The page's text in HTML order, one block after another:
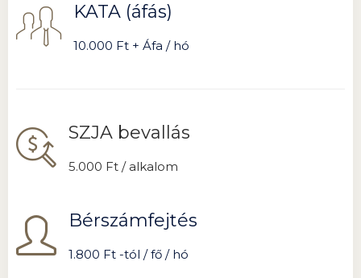
KATA (áfás)
10.000 Ft + Áfa / hó
SZJA bevallás
5.000 Ft / alkalom
Bérszámfejtés
1.800 Ft -tól / fő / hó